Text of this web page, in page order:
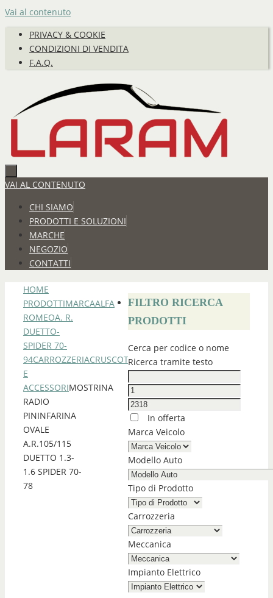
Vai al contenuto
PRIVACY & COOKIE
CONDIZIONI DI VENDITA
F.A.Q.
VAI AL CONTENUTO
CHI SIAMO
PRODOTTI E SOLUZIONI
MARCHE
NEGOZIO
CONTATTI
HOME
PRODOTTIMARCAALFA
ROMEOA. R.
DUETTO-
SPIDER 70-
94CARROZZERIACRUSCOTTI
E
ACCESSORIMOSTRINA
RADIO
PININFARINA
OVALE
A.R.105/115
DUETTO 1.3-
1.6 SPIDER 70-
78
FILTRO RICERCA
PRODOTTI
Cerca per codice o nome
Ricerca tramite testo
In offerta
Marca Veicolo
Modello Auto
Tipo di Prodotto
Carrozzeria
Meccanica
Impianto Elettrico